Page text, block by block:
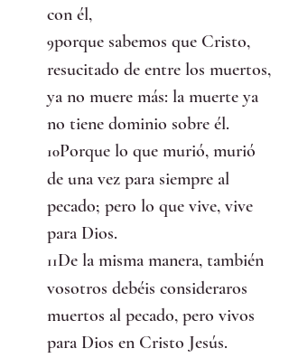
con él,
9porque sabemos que Cristo,
resucitado de entre los muertos,
ya no muere más: la muerte ya
no tiene dominio sobre él.
10Porque lo que murió, murió
de una vez para siempre al
pecado; pero lo que vive, vive
para Dios.
11De la misma manera, también
vosotros debéis consideraros
muertos al pecado, pero vivos
para Dios en Cristo Jesús.